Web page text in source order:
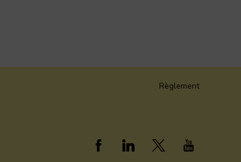
Règlement